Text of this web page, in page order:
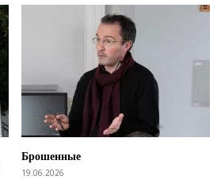
Брошенные
19.06.2026